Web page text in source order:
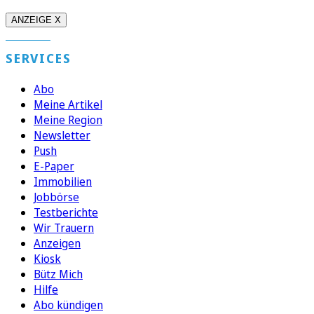
ANZEIGE X
SERVICES
Abo
Meine Artikel
Meine Region
Newsletter
Push
E-Paper
Immobilien
Jobbörse
Testberichte
Wir Trauern
Anzeigen
Kiosk
Bütz Mich
Hilfe
Abo kündigen